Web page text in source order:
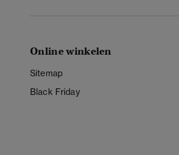
Online winkelen
Sitemap
Black Friday